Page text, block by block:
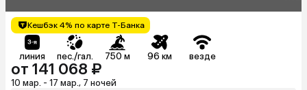
Кешбэк 4% по карте Т-Банка
линия пес./гал. 750 м 96 км везде
от 141 068 ₽
10 мар. - 17 мар., 7 ночей